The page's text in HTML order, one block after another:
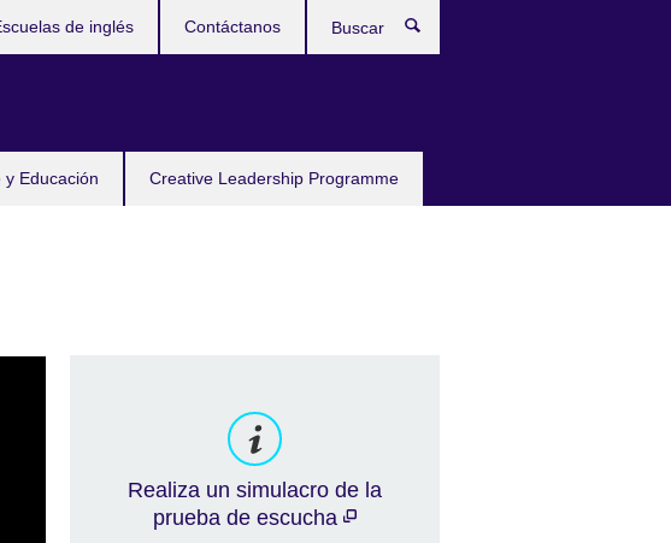
y Educación Creative Leadership Programme
de inglés Contáctanos
Realiza un simulacro de la
prueba de escucha